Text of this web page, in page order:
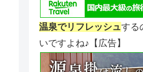
温泉でリフレッシュする
いですよね♪【広告】